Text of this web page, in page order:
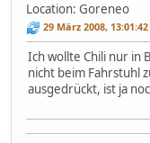
Location: Goreneo
29 März 2008, 13:01:42
Ich wollte Chili nur in
nicht beim Fahrstuhl
ausgedrückt, ist ja